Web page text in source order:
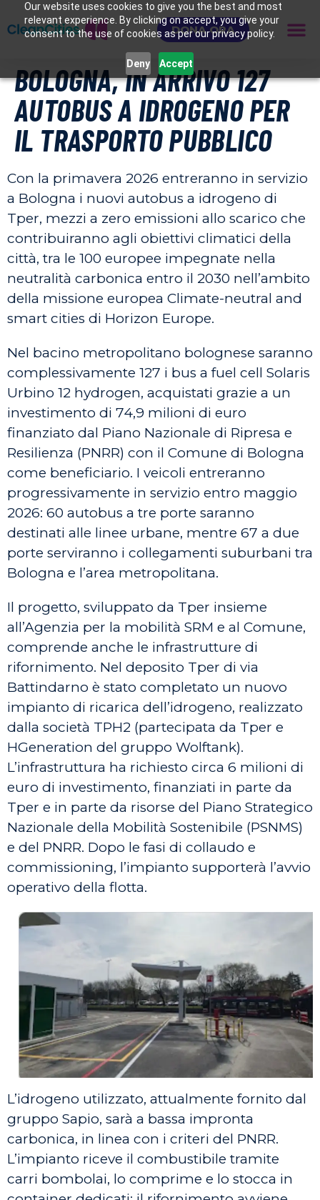
Our website uses cookies to give you the best and most
relevant experience. By clicking on accept, you give your
consent to the use of cookies as per our privacy policy.
Deny Accept
DONA ORA
BOLOGNA, IN ARRIVO 127
AUTOBUS A IDROGENO PER
IL TRASPORTO PUBBLICO
Con la primavera 2026 entreranno in servizio
a Bologna i nuovi autobus a idrogeno di
Tper, mezzi a zero emissioni allo scarico che
contribuiranno agli obiettivi climatici della
città, tra le 100 europee impegnate nella
neutralità carbonica entro il 2030 nell’ambito
della missione europea Climate-neutral and
smart cities di Horizon Europe.
Nel bacino metropolitano bolognese saranno
complessivamente 127 i bus a fuel cell Solaris
Urbino 12 hydrogen, acquistati grazie a un
investimento di 74,9 milioni di euro
finanziato dal Piano Nazionale di Ripresa e
Resilienza (PNRR) con il Comune di Bologna
come beneficiario. I veicoli entreranno
progressivamente in servizio entro maggio
2026: 60 autobus a tre porte saranno
destinati alle linee urbane, mentre 67 a due
porte serviranno i collegamenti suburbani tra
Bologna e l’area metropolitana.
Il progetto, sviluppato da Tper insieme
all’Agenzia per la mobilità SRM e al Comune,
comprende anche le infrastrutture di
rifornimento. Nel deposito Tper di via
Battindarno è stato completato un nuovo
impianto di ricarica dell’idrogeno, realizzato
dalla società TPH2 (partecipata da Tper e
HGeneration del gruppo Wolftank).
L’infrastruttura ha richiesto circa 6 milioni di
euro di investimento, finanziati in parte da
Tper e in parte da risorse del Piano Strategico
Nazionale della Mobilità Sostenibile (PSNMS)
e del PNRR. Dopo le fasi di collaudo e
commissioning, l’impianto supporterà l’avvio
operativo della flotta.
L’idrogeno utilizzato, attualmente fornito dal
gruppo Sapio, sarà a bassa impronta
carbonica, in linea con i criteri del PNRR.
L’impianto riceve il combustibile tramite
carri bombolai, lo comprime e lo stocca in